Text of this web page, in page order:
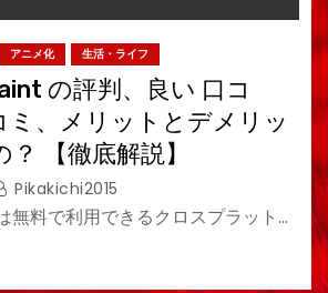
アニメ化 生活・ライフ
の評判、良い 口コ
ミ、メリットとデメリッ
【徹底解説】
Pikakichi2015
料で利用できるクロスプラット…